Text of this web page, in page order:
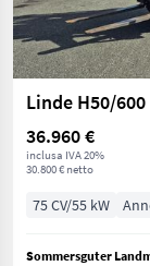
Linde H50/600
36.960 €
inclusa IVA 20%
30.800 € netto
75 CV/55 kW
Sommersguter